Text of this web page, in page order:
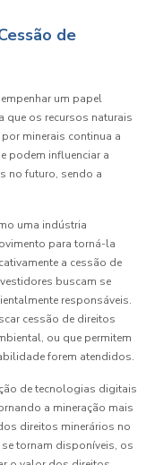
de
um papel
que os recursos naturais
minerais continua a
podem influenciar a
no futuro, sendo a
uma indústria
para torná-la
a cessão de
buscam se
responsáveis.
cessão de direitos
ou que permitem
forem atendidos.
de tecnologias digitais
a mineração mais
direitos minerários no
tornam disponíveis, os